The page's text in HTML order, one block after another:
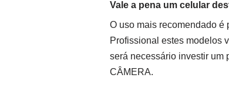
Vale a pena um celular
O uso mais recomendado é
Profissional estes modelos
será necessário investir um
CÂMERA.